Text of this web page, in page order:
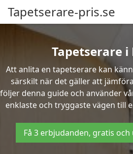
Tapetserare-pris.se
Tapetserare i
Att anlita en tapetserare kan
särskilt när det gäller att
följer denna guide och använder
enklaste och tryggaste vägen till
Få 3 erbjudanden, gratis